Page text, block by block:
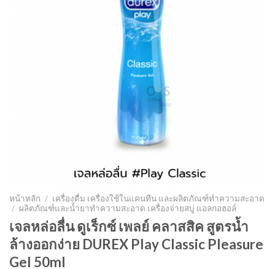
หน้าหลัก / เครื่องดื่ม เครื่องใช้ในแคนทีน และผลิตภัณฑ์ทำความสะอาด
/ ผลิตภัณฑ์และน้ำยาทำความสะอาด เครื่องจ่ายสบู่ แอลกอฮอล์
เจลหล่อลื่น ดูเร็กซ์ เพลย์ คลาสสิค สูตรน้ำ
ล้างออกง่าย DUREX Play Classic Pleasure
Gel 50ml